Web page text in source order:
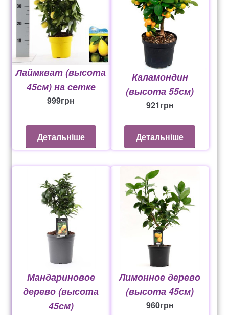
Лаймкват (высота
45см) на сетке
999грн
Детальніше
Каламондин
(высота 55см)
921грн
Детальніше
Мандариновое
дерево (высота
45см)
Лимонное дерево
(высота 45см)
960грн